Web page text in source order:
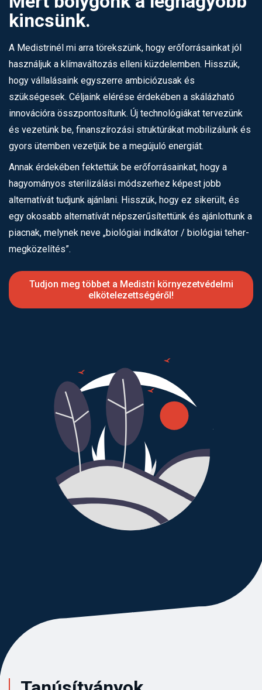
kincsünk.
A Medistrinél mi arra törekszünk, hogy erőforrásainkat jól
használjuk a klímaváltozás elleni küzdelemben. Hisszük,
hogy vállalásaink egyszerre ambiciózusak és
szükségesek. Céljaink elérése érdekében a skálázható
innovációra összpontosítunk. Új technológiákat tervezünk
és vezetünk be, finanszírozási struktúrákat mobilizálunk és
gyors ütemben vezetjük be a megújuló energiát.
Annak érdekében fektettük be erőforrásainkat, hogy a
hagyományos sterilizálási módszerhez képest jobb
alternatívát tudjunk ajánlani. Hisszük, hogy ez sikerült, és
egy okosabb alternatívát népszerűsítettünk és ajánlottunk a
piacnak, melynek neve „biológiai indikátor / biológiai teher-
megközelítés”.
Tudjon meg többet a Medistri környezetvédelmi
elkötelezettségéről!